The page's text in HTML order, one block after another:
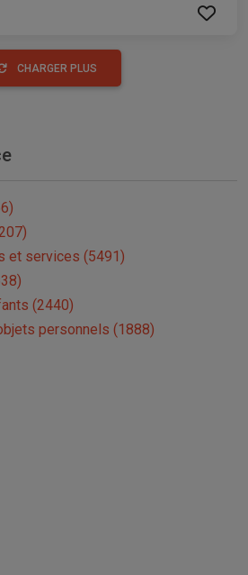
CHARGER PLUS
et services (5491)
(2440)
personnels (1888)